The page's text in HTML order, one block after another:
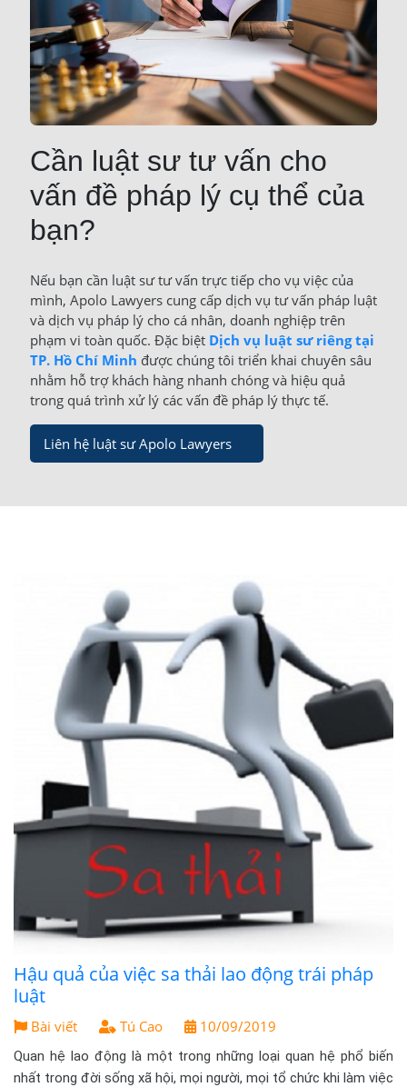
Cần luật sư tư vấn cho
vấn đề pháp lý cụ thể của
bạn?
Nếu bạn cần luật sư tư vấn trực tiếp cho vụ việc của
mình, Apolo Lawyers cung cấp dịch vụ tư vấn pháp luật
và dịch vụ pháp lý cho cá nhân, doanh nghiệp trên
phạm vi toàn quốc. Đặc biệt Dịch vụ luật sư riêng tại
TP. Hồ Chí Minh được chúng tôi triển khai chuyên sâu
nhằm hỗ trợ khách hàng nhanh chóng và hiệu quả
trong quá trình xử lý các vấn đề pháp lý thực tế.
Liên hệ luật sư Apolo Lawyers
Hậu quả của việc sa thải lao động trái pháp
luật
Bài viết Tú Cao 10/09/2019
Quan hệ lao động là một trong những loại quan hệ phổ biến
nhất trong đời sống xã hội, mọi người, mọi tổ chức khi làm việc